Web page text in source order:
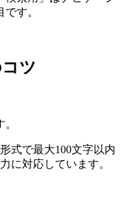
す。
ツ
式で最大100文字以内
に対応しています。